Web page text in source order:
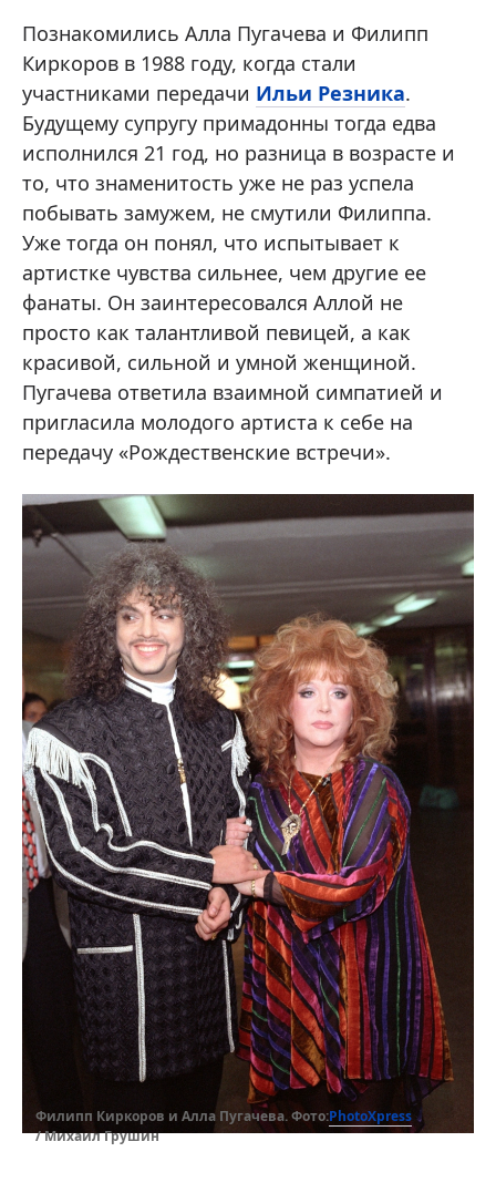
Познакомились Алла Пугачева и Филипп
Киркоров в 1988 году, когда стали
участниками передачи Ильи Резника.
Будущему супругу примадонны тогда едва
исполнился 21 год, но разница в возрасте и
то, что знаменитость уже не раз успела
побывать замужем, не смутили Филиппа.
Уже тогда он понял, что испытывает к
артистке чувства сильнее, чем другие ее
фанаты. Он заинтересовался Аллой не
просто как талантливой певицей, а как
красивой, сильной и умной женщиной.
Пугачева ответила взаимной симпатией и
пригласила молодого артиста к себе на
передачу «Рождественские встречи».
Филипп Киркоров и Алла Пугачева. Фото:PhotoXpress
/ Михаил Грушин